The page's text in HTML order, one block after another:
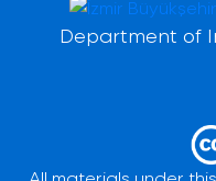
Department of